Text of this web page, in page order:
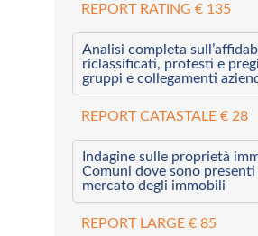
REPORT RATING € 135
Analisi completa
riclassificati, protesti e
gruppi e collegamenti
REPORT CATASTALE € 28
Indagine sulle proprietà
Comuni dove sono
mercato degli immobili
REPORT LARGE € 85